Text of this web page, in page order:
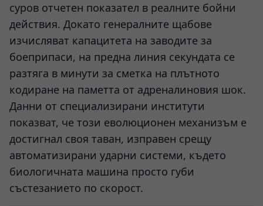
суров отчетен показател в реалните бойни
действия. Докато генералните щабове
изчисляват капацитета на заводите за
боеприпаси, на предна линия секундата се
разтяга в минути за сметка на плътното
кодиране на паметта от адреналиновия шок.
Данни от специализирани институти
показват, че този еволюционен механизъм е
достигнал своя таван, изправен срещу
автоматизирани ударни системи, където
биологичната машина просто губи
състезанието по скорост.